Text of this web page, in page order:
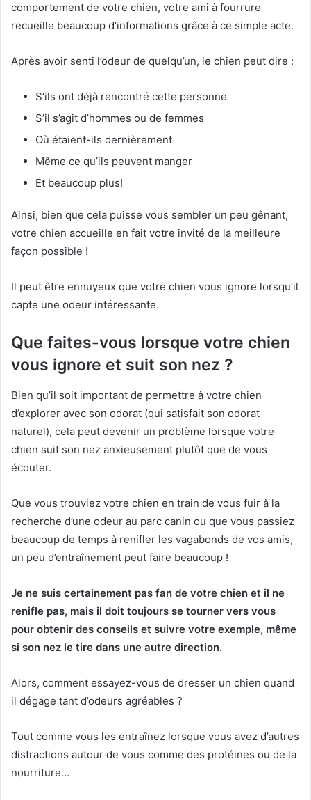
comportement de votre chien, votre ami à fourrure
recueille beaucoup d’informations grâce à ce simple acte.
Après avoir senti l’odeur de quelqu’un, le chien peut dire :
S’ils ont déjà rencontré cette personne
S’il s’agit d’hommes ou de femmes
Où étaient-ils dernièrement
Même ce qu’ils peuvent manger
Et beaucoup plus!
Ainsi, bien que cela puisse vous sembler un peu gênant,
votre chien accueille en fait votre invité de la meilleure
façon possible !
Il peut être ennuyeux que votre chien vous ignore lorsqu’il
capte une odeur intéressante.
Que faites-vous lorsque votre chien
vous ignore et suit son nez ?
Bien qu’il soit important de permettre à votre chien
d’explorer avec son odorat (qui satisfait son odorat
naturel), cela peut devenir un problème lorsque votre
chien suit son nez anxieusement plutôt que de vous
écouter.
Que vous trouviez votre chien en train de vous fuir à la
recherche d’une odeur au parc canin ou que vous passiez
beaucoup de temps à renifler les vagabonds de vos amis,
un peu d’entraînement peut faire beaucoup !
Je ne suis certainement pas fan de votre chien et il ne
renifle pas, mais il doit toujours se tourner vers vous
pour obtenir des conseils et suivre votre exemple, même
si son nez le tire dans une autre direction.
Alors, comment essayez-vous de dresser un chien quand
il dégage tant d’odeurs agréables ?
Tout comme vous les entraînez lorsque vous avez d’autres
distractions autour de vous comme des protéines ou de la
nourriture…